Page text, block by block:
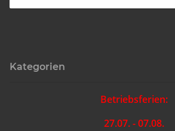
Kategorien
Betriebsferien:
27.07. - 07.08.